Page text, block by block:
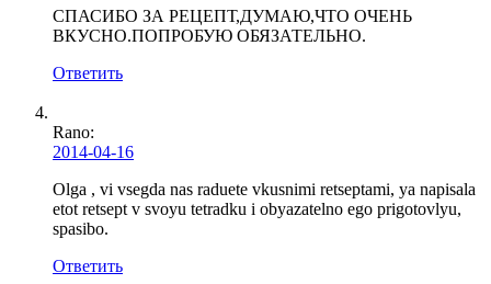
СПАСИБО ЗА РЕЦЕПТ,ДУМАЮ,ЧТО ОЧЕНЬ
ВКУСНО.ПОПРОБУЮ ОБЯЗАТЕЛЬНО.
Ответить
Rano:
2014-04-16
Olga , vi vsegda nas raduete vkusnimi retseptami, ya napisala
etot retsept v svoyu tetradku i obyazatelno ego prigotovlyu,
spasibo.
Ответить